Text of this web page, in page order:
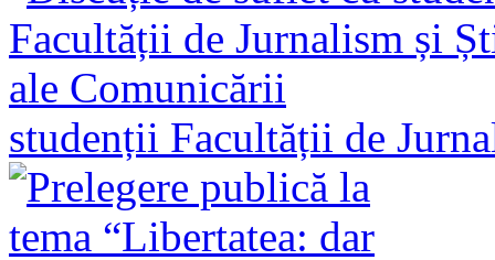
studenții Facultății de